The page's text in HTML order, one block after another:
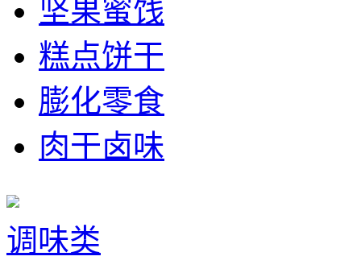
坚果蜜饯
糕点饼干
膨化零食
肉干卤味
调味类